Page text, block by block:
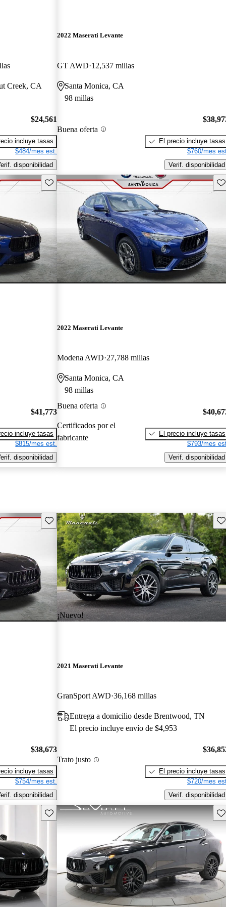
Creek, CA
$24,561
incluye tasas
$484/mes est.
disponibilidad
2022 Maserati Levante
GT AWD 12,537 millas
Santa Monica, CA
98 millas
Buena oferta
El precio incluye tasas
$760/mes
Verif. disponibilidad
Guarda este Aviso
$41,773
incluye tasas
$815/mes est.
disponibilidad
2022 Maserati Levante
Modena AWD 27,788 millas
Santa Monica, CA
98 millas
Buena oferta
Certificados por el
fabricante
El precio incluye tasas
$793/mes
Verif. disponibilidad
Guarda este Aviso
$38,673
incluye tasas
$754/mes est.
disponibilidad
¡Nuevo!
2021 Maserati Levante
GranSport AWD 36,168 millas
Entrega a domicilio desde Brentwood, TN
El precio incluye envío de $4,953
Trato justo
El precio incluye tasas
$720/mes
Verif. disponibilidad
Guarda este Aviso